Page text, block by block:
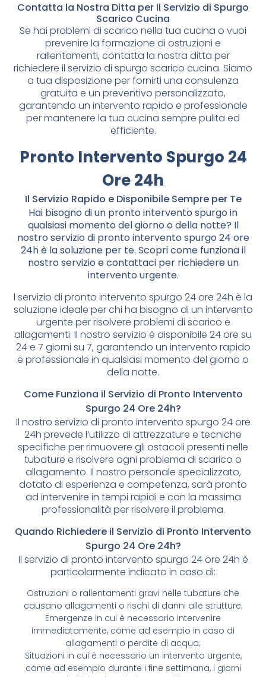
Contatta la Nostra Ditta per il Servizio di Spurgo
Scarico Cucina
Se hai problemi di scarico nella tua cucina o vuoi
prevenire la formazione di ostruzioni e
rallentamenti, contatta la nostra ditta per
richiedere il servizio di spurgo scarico cucina. Siamo
a tua disposizione per fornirti una consulenza
gratuita e un preventivo personalizzato,
garantendo un intervento rapido e professionale
per mantenere la tua cucina sempre pulita ed
efficiente.
Pronto Intervento Spurgo 24
Ore 24h
Il Servizio Rapido e Disponibile Sempre per Te
Hai bisogno di un pronto intervento spurgo in
qualsiasi momento del giorno o della notte? Il
nostro servizio di pronto intervento spurgo 24 ore
24h è la soluzione per te. Scopri come funziona il
nostro servizio e contattaci per richiedere un
intervento urgente.
l servizio di pronto intervento spurgo 24 ore 24h è la
soluzione ideale per chi ha bisogno di un intervento
urgente per risolvere problemi di scarico e
allagamenti. Il nostro servizio è disponibile 24 ore su
24 e 7 giorni su 7, garantendo un intervento rapido
e professionale in qualsiasi momento del giorno o
della notte.
Come Funziona il Servizio di Pronto Intervento
Spurgo 24 Ore 24h?
Il nostro servizio di pronto intervento spurgo 24 ore
24h prevede l’utilizzo di attrezzature e tecniche
specifiche per rimuovere gli ostacoli presenti nelle
tubature e risolvere ogni problema di scarico o
allagamento. Il nostro personale specializzato,
dotato di esperienza e competenza, sarà pronto
ad intervenire in tempi rapidi e con la massima
professionalità per risolvere il problema.
Quando Richiedere il Servizio di Pronto Intervento
Spurgo 24 Ore 24h?
Il servizio di pronto intervento spurgo 24 ore 24h è
particolarmente indicato in caso di:
Ostruzioni o rallentamenti gravi nelle tubature che
causano allagamenti o rischi di danni alle strutture;
Emergenze in cui è necessario intervenire
immediatamente, come ad esempio in caso di
allagamenti o perdite di acqua;
Situazioni in cui è necessario un intervento urgente,
come ad esempio durante i fine settimana, i giorni